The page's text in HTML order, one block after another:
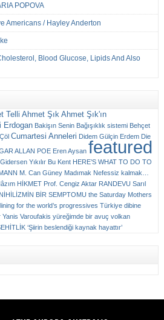
POPOVA
Americans / Hayley Anderton
Blood Glucose, Lipids And Also
Telli Ahmet Şık Ahmet Şık'ın
Erdogan Bakişın Senin Bağışıklık sistemi Behçet
Cumartesi Anneleri Didem Gülçin Erdem Die
ALLAN POE Eren Aysan featured
Gidersen Yıkılır Bu Kent HERE’S WHAT TO DO TO
M. Can Güney Madımak Nefessiz kalmak…
HİKMET Prof. Cengiz Aktar RANDEVU Sarıl
BİR SEMPTOMU the Saturday Mothers
for the world’s progressives Türkiye dibine
Yanis Varoufakis yüreğimde bir avuç volkan
‘Şiirin beslendiği kaynak hayattır’